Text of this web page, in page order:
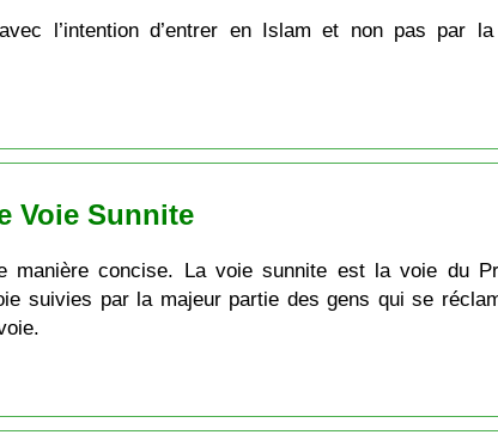
l’intention d’entrer en Islam et non pas par la
Voie Sunnite
concise. La voie sunnite est la voie du
suivies par la majeur partie des gens qui se